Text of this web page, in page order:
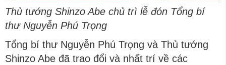
Thủ tướng Shinzo Abe chủ trì lễ đón Tổng bí
thư Nguyễn Phú Trọng
Tổng bí thư Nguyễn Phú Trọng và Thủ tướng
Shinzo Abe đã trao đổi và nhất trí về các